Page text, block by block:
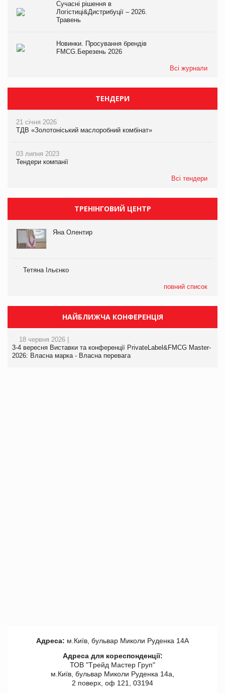
Сучасні рішення в
Логістиці&Дистрибуції – 2026.
Травень
Новинки. Просування брендів
FMCG.Березень 2026
Всі журнали
ТЕНДЕРИ
21 січня 2026
ТДВ «Золотоніський маслоробний комбінат»
03 липня 2023
Тендери компанії
Всі тендери
ТРЕНІНГОВИЙ ЦЕНТР
Яна Олентир
Тетяна Ільєнко
повний список
НАЙБЛИЖЧА КОНФЕРЕНЦІЯ
18 червня 2026 |
3-4 вересня Виставки та конференції PrivateLabel&FMCG Master-
2026: Власна марка - Власна перевага
Адреса: м.Київ, бульвар Миколи Руденка 14А
Адреса для кореспонденції:
ТОВ "Tрейд Мастер Груп"
м.Київ, бульвар Миколи Руденка 14а,
2 поверх, оф 121, 03194